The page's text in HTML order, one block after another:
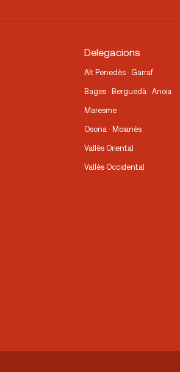
Delegacions
Alt Penedès · Garraf
Bages · Berguedà · Anoia
Maresme
Osona · Moianès
Vallès Oriental
Vallès Occidental